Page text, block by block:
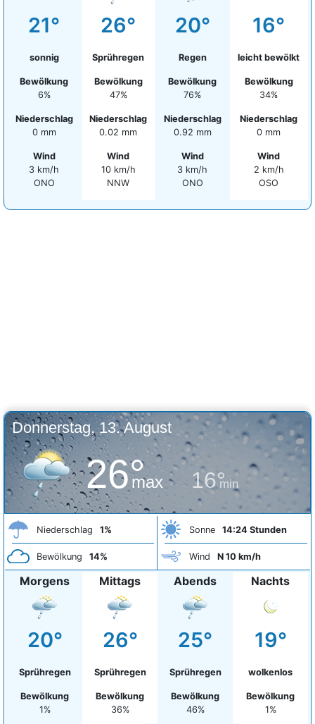
21°
sonnig
Bewölkung
6%
Niederschlag
0 mm
Wind
3 km/h
ONO
26°
Sprühregen
Bewölkung
47%
Niederschlag
0.02 mm
Wind
10 km/h
NNW
20°
Regen
Bewölkung
76%
Niederschlag
0.92 mm
Wind
3 km/h
ONO
16°
leicht bewölkt
Bewölkung
34%
Niederschlag
0 mm
Wind
2 km/h
OSO
Donnerstag, 13. August
26°
max 16°
min
Niederschlag 1%
Bewölkung 14%
Sonne 14:24 Stunden
Wind N 10 km/h
Morgens
20°
Sprühregen
Bewölkung
1%
Mittags
26°
Sprühregen
Bewölkung
36%
Abends
25°
Sprühregen
Bewölkung
46%
Nachts
19°
wolkenlos
Bewölkung
1%